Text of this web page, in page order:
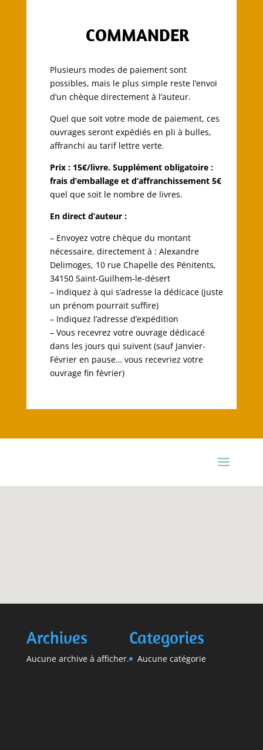
COMMANDER
Plusieurs modes de paiement sont
possibles, mais le plus simple reste l’envoi
d’un chèque directement à l’auteur.
Quel que soit votre mode de paiement, ces
ouvrages seront expédiés en pli à bulles,
affranchi au tarif lettre verte.
Prix : 15€/livre. Supplément obligatoire :
frais d’emballage et d’affranchissement 5€
quel que soit le nombre de livres.
En direct d’auteur :
– Envoyez votre chèque du montant
nécessaire, directement à : Alexandre
Delimoges, 10 rue Chapelle des Pénitents,
34150 Saint-Guilhem-le-désert
– Indiquez à qui s’adresse la dédicace (juste
un prénom pourrait suffire)
– Indiquez l’adresse d’expédition
– Vous recevrez votre ouvrage dédicacé
dans les jours qui suivent (sauf Janvier-
Février en pause… vous recevriez votre
ouvrage fin février)
Archives
Aucune archive à afficher.
Categories
Aucune catégorie